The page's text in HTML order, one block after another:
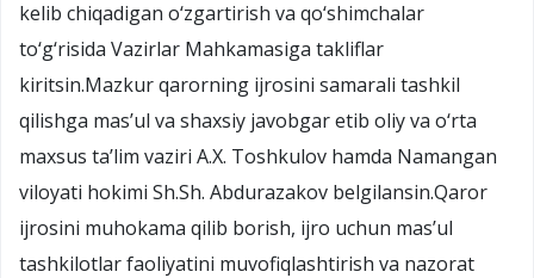
kelib chiqadigan o‘zgartirish va qo‘shimchalar
to‘g‘risida Vazirlar Mahkamasiga takliflar
kiritsin.Mazkur qarorning ijrosini samarali tashkil
qilishga mas’ul va shaxsiy javobgar etib oliy va o‘rta
maxsus ta’lim vaziri A.X. Toshkulov hamda Namangan
viloyati hokimi Sh.Sh. Abdurazakov belgilansin.Qaror
ijrosini muhokama qilib borish, ijro uchun mas’ul
tashkilotlar faoliyatini muvofiqlashtirish va nazorat